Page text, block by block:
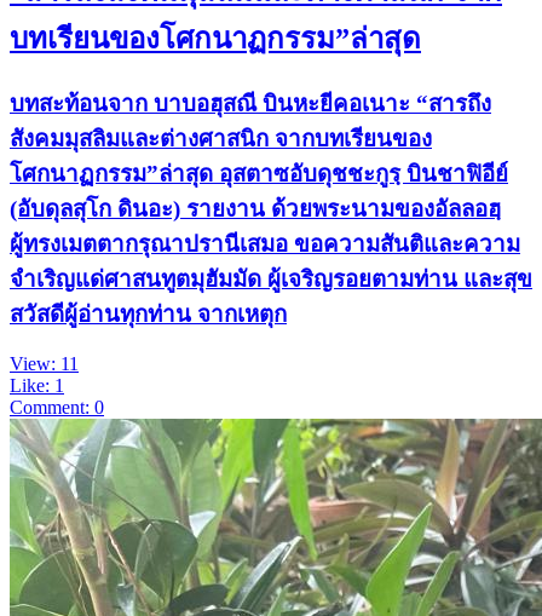
บทเรียนของโศกนาฏกรรม”ล่าสุด
บทสะท้อนจาก บาบอฮุสณี บินหะยีคอเนาะ “สารถึง
สังคมมุสลิมและต่างศาสนิก จากบทเรียนของ
โศกนาฏกรรม”ล่าสุด อุสตาซอับดุชชะกูรฺ บินชาฟิอีย์
(อับดุลสุโก ดินอะ) รายงาน ด้วยพระนามของอัลลอฮฺ
ผู้ทรงเมตตากรุณาปรานีเสมอ ขอความสันติและความ
จำเริญแด่ศาสนทูตมุฮัมมัด ผู้เจริญรอยตามท่าน และสุข
สวัสดีผู้อ่านทุกท่าน จากเหตุก
View: 11
Like: 1
Comment: 0